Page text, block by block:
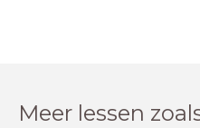
Meer lessen